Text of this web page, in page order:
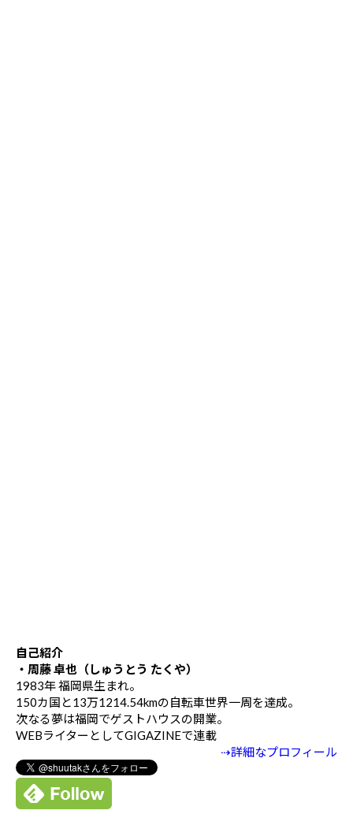
自己紹介
・周藤 卓也（しゅうとう たくや）
1983年 福岡県生まれ。
150カ国と13万1214.54kmの自転車世界一周を達成。
次なる夢は福岡でゲストハウスの開業。
WEBライターとしてGIGAZINEで連載
⇢詳細なプロフィール